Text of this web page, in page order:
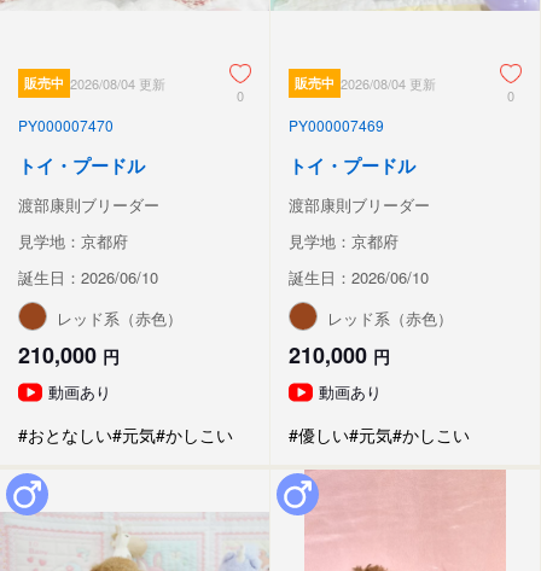
販売中 2026/08/04 更新
0
PY000007470
トイ・プードル
渡部康則ブリーダー
見学地：京都府
誕生日：2026/06/10
レッド系（赤色）
210,000 円
動画あり
#おとなしい#元気#かしこい
販売中 2026/08/04 更新
0
PY000007469
トイ・プードル
渡部康則ブリーダー
見学地：京都府
誕生日：2026/06/10
レッド系（赤色）
210,000 円
動画あり
#優しい#元気#かしこい